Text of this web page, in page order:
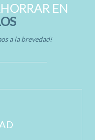
EN
a la brevedad!